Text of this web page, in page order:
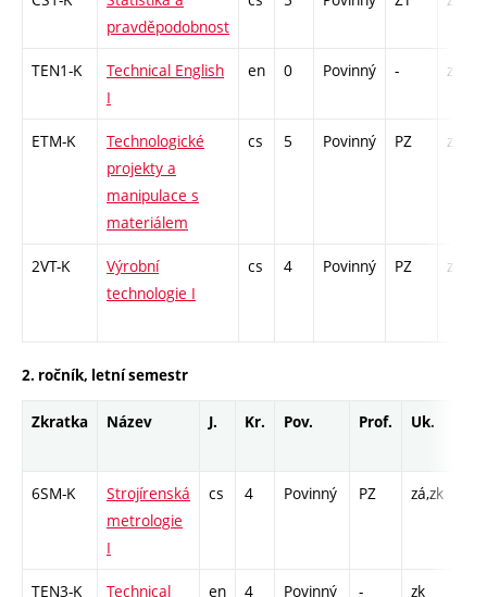
pravděpodobnost
TEN1-K
Technical English
I
en 0 Povinný - zá
ETM-K
Technologické
projekty a
manipulace s
materiálem
cs 5 Povinný PZ zá,zk
2VT-K
Výrobní
technologie I
cs 4 Povinný PZ zá,zk
2. ročník, letní semestr
Zkratka Název J. Kr. Pov. Prof. Uk.
6SM-K
Strojírenská
metrologie
I
cs 4 Povinný PZ zá,zk
TEN3-K Technical en 4 Povinný - zk